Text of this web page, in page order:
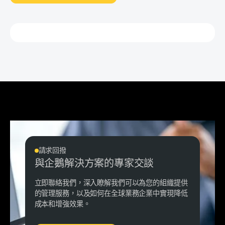
請求回撥
與企鵝解決方案的專家交談
立即聯絡我們，深入瞭解我們可以為您的組織提供
的管理服務，以及如何在全球業務企業中實現降低
成本和增強效果。